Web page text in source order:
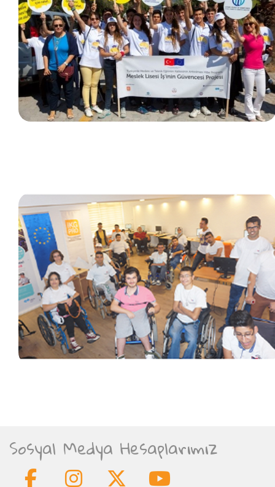
Sosyal Medya Hesaplarımız